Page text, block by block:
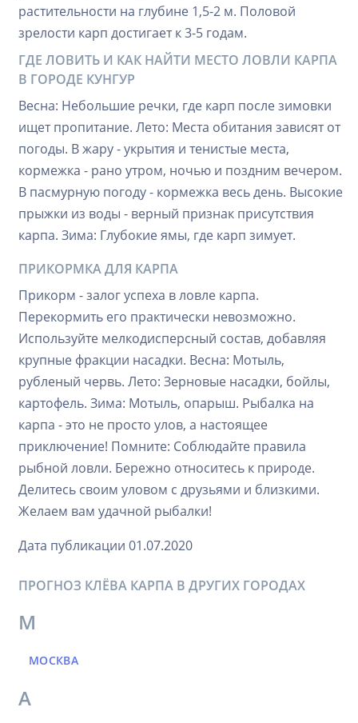
растительности на глубине 1,5-2 м. Половой
зрелости карп достигает к 3-5 годам.
ГДЕ ЛОВИТЬ И КАК НАЙТИ МЕСТО ЛОВЛИ КАРПА
В ГОРОДЕ КУНГУР
Весна: Небольшие речки, где карп после зимовки
ищет пропитание. Лето: Места обитания зависят от
погоды. В жару - укрытия и тенистые места,
кормежка - рано утром, ночью и поздним вечером.
В пасмурную погоду - кормежка весь день. Высокие
прыжки из воды - верный признак присутствия
карпа. Зима: Глубокие ямы, где карп зимует.
ПРИКОРМКА ДЛЯ КАРПА
Прикорм - залог успеха в ловле карпа.
Перекормить его практически невозможно.
Используйте мелкодисперсный состав, добавляя
крупные фракции насадки. Весна: Мотыль,
рубленый червь. Лето: Зерновые насадки, бойлы,
картофель. Зима: Мотыль, опарыш. Рыбалка на
карпа - это не просто улов, а настоящее
приключение! Помните: Соблюдайте правила
рыбной ловли. Бережно относитесь к природе.
Делитесь своим уловом с друзьями и близкими.
Желаем вам удачной рыбалки!
Дата публикации 01.07.2020
ПРОГНОЗ КЛЁВА КАРПА В ДРУГИХ ГОРОДАХ
М
МОСКВА
А